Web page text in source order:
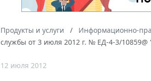
Продукты и услуги Информационно-
службы от 3 июля 2012 г. № ЕД-4-3/10859@
12 июля 2012